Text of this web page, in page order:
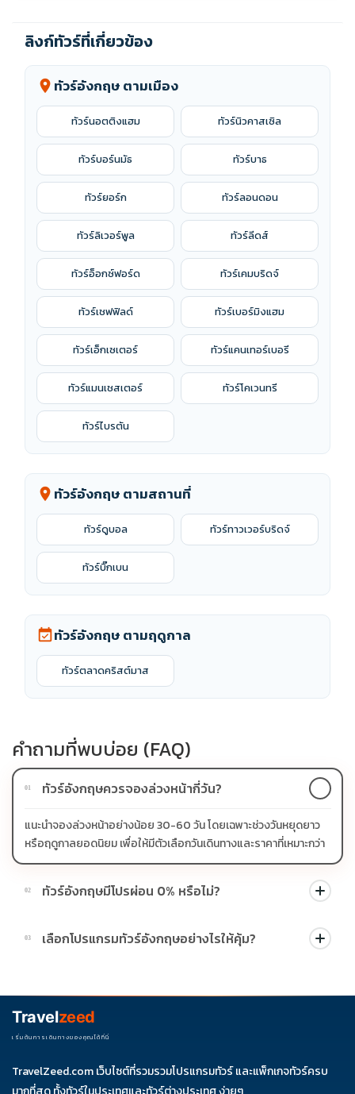
ลิงก์ทัวร์ที่เกี่ยวข้อง
location_on ทัวร์อังกฤษ ตามเมือง
ทัวร์นอตติงแฮม ทัวร์นิวคาสเซิล
ทัวร์บอร์นมัธ ทัวร์บาธ
ทัวร์ยอร์ก ทัวร์ลอนดอน
ทัวร์ลิเวอร์พูล ทัวร์ลีดส์
ทัวร์อ็อกซ์ฟอร์ด ทัวร์เคมบริดจ์
ทัวร์เชฟฟิลด์ ทัวร์เบอร์มิงแฮม
ทัวร์เอ็กเซเตอร์ ทัวร์แคนเทอร์เบอรี
ทัวร์แมนเชสเตอร์ ทัวร์โคเวนทรี
ทัวร์ไบรตัน
location_on ทัวร์อังกฤษ ตามสถานที่
ทัวร์ดูบอล ทัวร์ทาวเวอร์บริดจ์
ทัวร์บิ๊กเบน
event_availableทัวร์อังกฤษ ตามฤดูกาล
ทัวร์ตลาดคริสต์มาส
คำถามที่พบบ่อย (FAQ)
01 ทัวร์อังกฤษควรจองล่วงหน้ากี่วัน?
แนะนำจองล่วงหน้าอย่างน้อย 30-60 วัน โดยเฉพาะช่วงวันหยุดยาว
หรือฤดูกาลยอดนิยม เพื่อให้มีตัวเลือกวันเดินทางและราคาที่เหมาะกว่า
02 ทัวร์อังกฤษมีโปรผ่อน 0% หรือไม่?
บางโปรแกรมมีโปรผ่อน 0% หรือโปรโมชั่นบัตรเครดิตตามเงื่อนไขที่
บริษัทกำหนด สามารถดูสัญลักษณ์โปรโมชั่นในรายการทัวร์แต่ละ
03 เลือกโปรแกรมทัวร์อังกฤษอย่างไรให้คุ้ม?
ช่วงราคา ไม่ควรเทียบจากราคาต่ำสุดเพียงอย่างเดียว
ดูรีวิว
Travelzeed
เริ่มต้นการเดินทางของคุณได้ที่นี่
TravelZeed.com เว็บไซต์ที่รวมรวมโปรแกรมทัวร์ และแพ็กเกจทัวร์ครบ